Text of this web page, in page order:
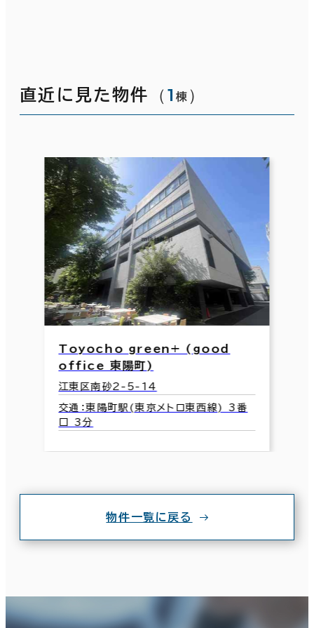
直近に見た物件 （1 棟 ）
Toyocho green+ (good
office 東陽町)
江東区南砂2-5-14
交通：東陽町駅(東京メトロ東西線) 3番
口 3分
物件一覧に戻る